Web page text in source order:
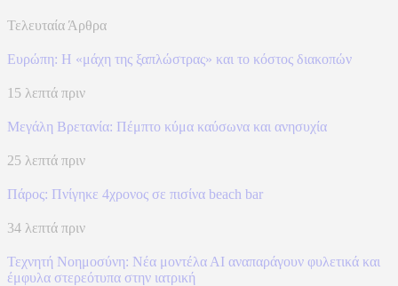
Τελευταία Άρθρα
Ευρώπη: H «μάχη της ξαπλώστρας» και το κόστος διακοπών
15 λεπτά πριν
Μεγάλη Βρετανία: Πέμπτο κύμα καύσωνα και ανησυχία
25 λεπτά πριν
Πάρος: Πνίγηκε 4χρονος σε πισίνα beach bar
34 λεπτά πριν
Τεχνητή Νοημοσύνη: Νέα μοντέλα ΑΙ αναπαράγουν φυλετικά και
έμφυλα στερεότυπα στην ιατρική